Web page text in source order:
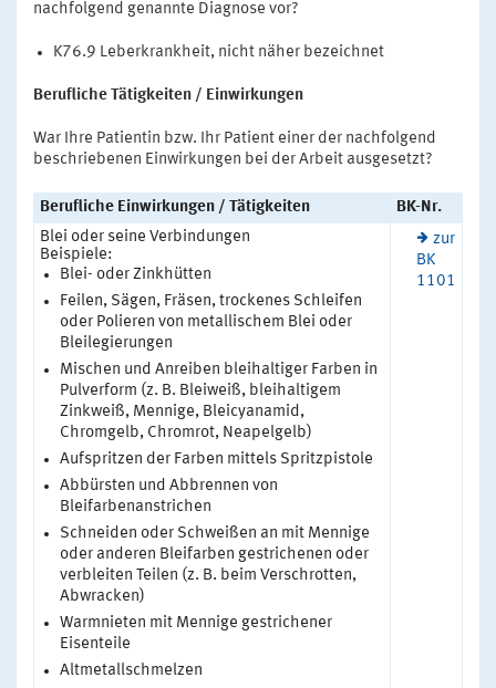
nachfolgend genannte Diagnose vor?
K76.9 Leberkrankheit, nicht näher bezeichnet
Berufliche Tätigkeiten / Einwirkungen
War Ihre Patientin bzw. Ihr Patient einer der nachfolgend
beschriebenen Einwirkungen bei der Arbeit ausgesetzt?
Berufliche Einwirkungen / Tätigkeiten
BK-Nr.
Blei oder seine Verbindungen
Beispiele:
Blei- oder Zinkhütten
Feilen, Sägen, Fräsen, trockenes Schleifen
oder Polieren von metallischem Blei oder
Bleilegierungen
Mischen und Anreiben bleihaltiger Farben in
Pulverform (z. B. Bleiweiß, bleihaltigem
Zinkweiß, Mennige, Bleicyanamid,
Chromgelb, Chromrot, Neapelgelb)
Aufspritzen der Farben mittels Spritzpistole
Abbürsten und Abbrennen von
Bleifarbenanstrichen
Schneiden oder Schweißen an mit Mennige
oder anderen Bleifarben gestrichenen oder
verbleiten Teilen (z. B. beim Verschrotten,
Abwracken)
Warmnieten mit Mennige gestrichener
Eisenteile
Altmetallschmelzen
zur
BK
1101